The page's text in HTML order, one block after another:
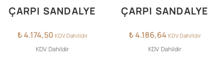
ÇARPI SANDALYE
₺4.174,50 KDV Dahilldir
KDV Dahildir
ÇARPI SANDALYE
₺4.186,64 KDV Dahilldir
KDV Dahildir